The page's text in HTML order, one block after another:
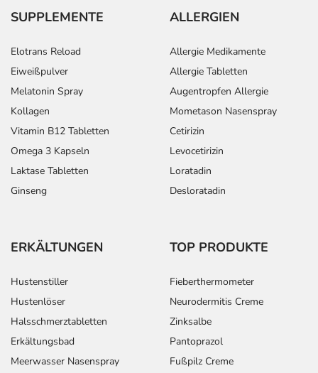
SUPPLEMENTE
Elotrans Reload
Eiweißpulver
Melatonin Spray
Kollagen
Vitamin B12 Tabletten
Omega 3 Kapseln
Laktase Tabletten
Ginseng
ALLERGIEN
Allergie Medikamente
Allergie Tabletten
Augentropfen Allergie
Mometason Nasenspray
Cetirizin
Levocetirizin
Loratadin
Desloratadin
ERKÄLTUNGEN
Hustenstiller
Hustenlöser
Halsschmerztabletten
Erkältungsbad
Meerwasser Nasenspray
TOP PRODUKTE
Fieberthermometer
Neurodermitis Creme
Zinksalbe
Pantoprazol
Fußpilz Creme